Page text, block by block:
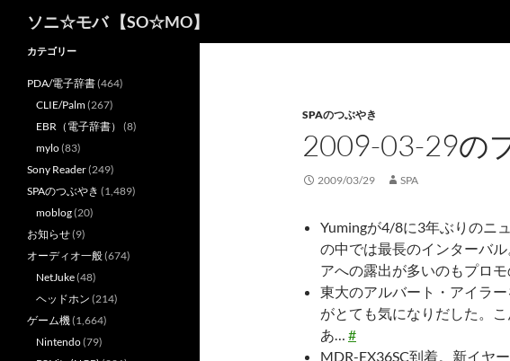
ソニ☆モバ 【SO☆MO】
SPAのつぶやき
2009-03-29の
2009/03/29 SPA
Yumingが4/8に3年ぶりのニ
の中では最長のインターバ
アへの露出が多いのもプロモ
東大のアルバート・アイラ
がとても気になりだした。
あ… #
MDR-EX36SC到着。新イヤ
カテゴリー
PDA/電子辞書(464)
CLIE/Palm(267)
EBR（電子辞書） (8)
mylo(83)
Sony Reader(249)
SPAのつぶやき (1,489)
moblog(20)
お知らせ(9)
オーディオ一般(674)
NetJuke(48)
ヘッドホン (214)
ゲーム機(1,664)
Nintendo(79)